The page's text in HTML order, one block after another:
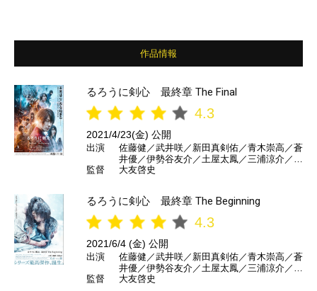
作品情報
るろうに剣心 最終章 The Final
4.3
2021/4/23(金) 公開
出演
佐藤健／武井咲／新田真剣佑／青木崇高／蒼
井優／伊勢谷友介／土屋太鳳／三浦涼介／音
尾琢真／鶴見辰吾／中原丈雄／北村一輝／有
監督 大友啓史
るろうに剣心 最終章 The Beginning
4.3
2021/6/4 (金) 公開
出演
佐藤健／武井咲／新田真剣佑／青木崇高／蒼
井優／伊勢谷友介／土屋太鳳／三浦涼介／音
尾琢真／鶴見辰吾／中原丈雄／北村一輝／有
監督 大友啓史